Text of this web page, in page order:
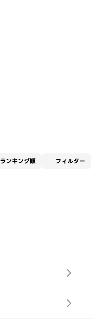
ランキング順 フィルター